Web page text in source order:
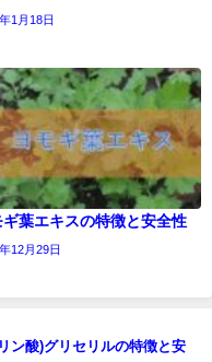
1月18日
ギ葉エキスの特徴と安全性
12月29日
ン酸)グリセリルの特徴と安